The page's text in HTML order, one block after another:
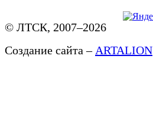
© ЛТСК, 2007–2026
Создание сайта – ARTALION